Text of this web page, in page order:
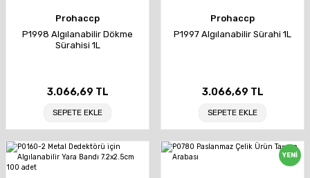
Prohaccp
P1998 Algılanabilir Dökme
Sürahisi 1L
3.066,69 TL
SEPETE EKLE
Prohaccp
P1997 Algılanabilir Sürahi 1L
3.066,69 TL
SEPETE EKLE
YENİ